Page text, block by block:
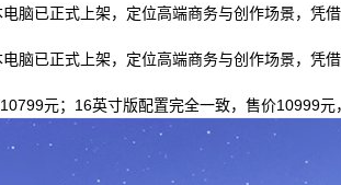
脑已正式上架，定位高端商务与创作场景，
脑已正式上架，定位高端商务与创作场景，
元；16英寸版配置完全一致，售价10999元